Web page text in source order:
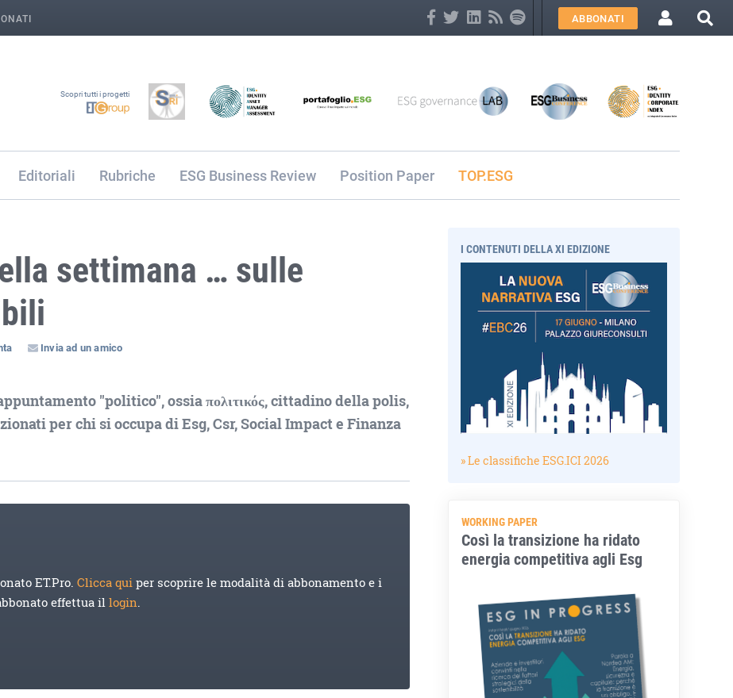
Seleziona
lingua
ABBONATI
Scopri tutti i progetti
Editoriali Rubriche ESG Business Review Position Paper TOP.ESG
settimana … sulle
Invia ad un amico
"politico", ossia πολιτικός, cittadino della polis,
per chi si occupa di Esg, Csr, Social Impact e Finanza
ET.Pro.Clicca quiper scoprire le modalità di abbonamento e i
effettua illogin.
I CONTENUTI DELLA XI EDIZIONE
» Le classifiche ESG.ICI 2026
WORKING PAPER
Così la transizione ha ridato
energia competitiva agli Esg